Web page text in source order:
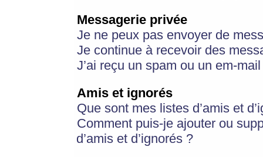
Messagerie privée
Je ne peux pas envoyer de
Je continue à recevoir des
J’ai reçu un spam ou un em-
Amis et ignorés
Que sont mes listes d’amis et
Comment puis-je ajouter ou
d’amis et d’ignorés ?